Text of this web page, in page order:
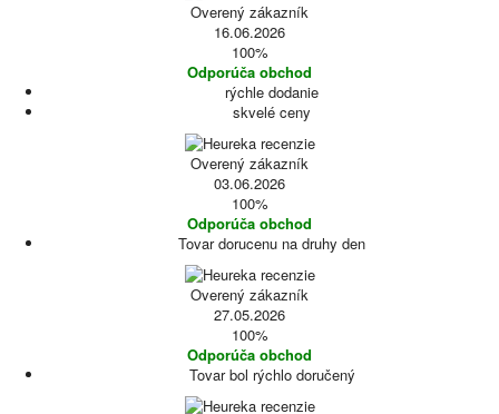
Overený zákazník
16.06.2026
100%
Odporúča obchod
rýchle dodanie
skvelé ceny
Overený zákazník
03.06.2026
100%
Odporúča obchod
Tovar dorucenu na druhy den
Overený zákazník
27.05.2026
100%
Odporúča obchod
Tovar bol rýchlo doručený